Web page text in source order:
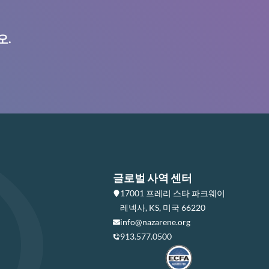
.
글로벌 사역 센터
17001 프레리 스타 파크웨이
레넥사, KS, 미국 66220
info@nazarene.org
913.577.0500